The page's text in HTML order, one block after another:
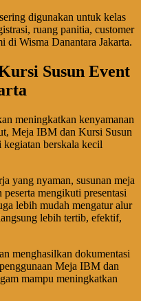
digunakan untuk kelas
ruang panitia, customer
di Wisma Danantara Jakarta.
Susun Event
meningkatkan kenyamanan
Meja IBM dan Kursi Susun
berskala kecil
yang nyaman, susunan meja
mengikuti presentasi
lebih mudah mengatur alur
lebih tertib, efektif,
menghasilkan dokumentasi
Meja IBM dan
mampu meningkatkan